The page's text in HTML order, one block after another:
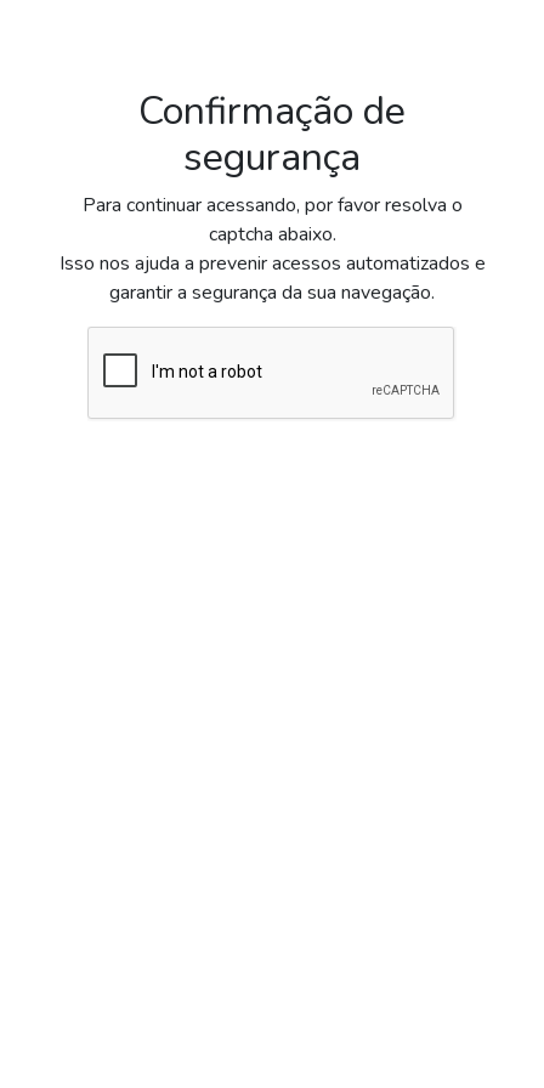
Confirmação de
segurança
Para continuar acessando, por favor resolva o
captcha abaixo.
Isso nos ajuda a prevenir acessos automatizados e
garantir a segurança da sua navegação.